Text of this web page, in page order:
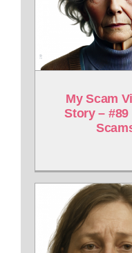
My Scam
Story –